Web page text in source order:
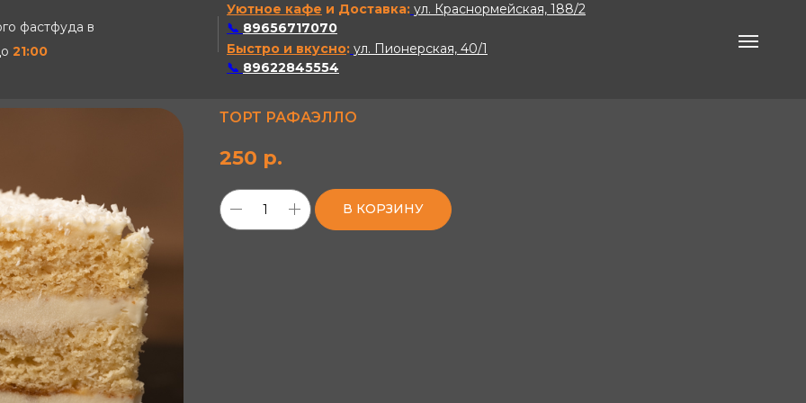
фастфуда в
21:00
Уютное кафе и Доставка: ул. Краснормейская, 188/2
📞 89656717070
Быстро и вкусно: ул. Пионерская, 40/1
📞 89622845554
ТОРТ РАФАЭЛЛО
250 р.
В КОРЗИНУ